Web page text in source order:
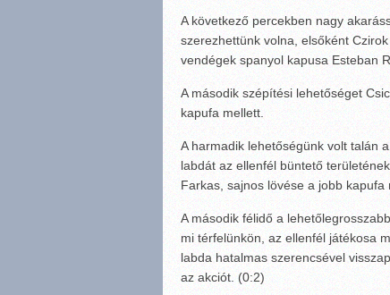
A következő percekben nagy
szerezhettünk volna, elsőként
vendégek spanyol kapusa Esteban
A második szépítési lehetőséget
kapufa mellett.
A harmadik lehetőségünk volt talán
labdát az ellenfél büntető
Farkas, sajnos lövése a jobb kapufa
A második félidő a
mi térfelünkön, az ellenfél játékosa
labda hatalmas szerencsével
az akciót. (0:2)